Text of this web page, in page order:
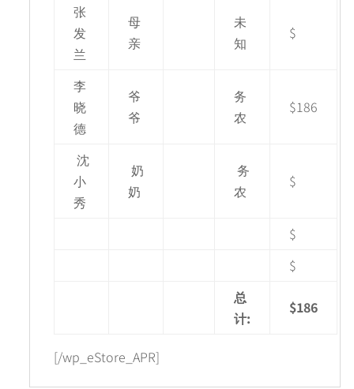
张
发
兰
母
亲
未
知
$
李
晓
德
爷
爷
务
农
$186
沈
小
秀
奶
奶
务
农
$
$
$
总
计:
$186
[/wp_eStore_APR]